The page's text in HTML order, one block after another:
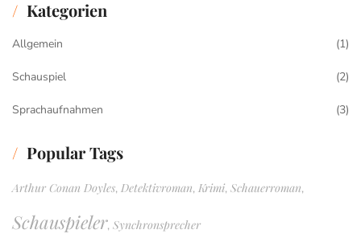
Kategorien
Allgemein (1)
Schauspiel (2)
Sprachaufnahmen (3)
Popular Tags
Arthur Conan Doyles, Detektivroman, Krimi, Schauerroman,
Schauspieler, Synchronsprecher